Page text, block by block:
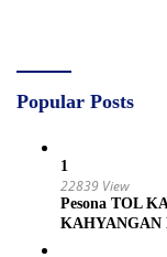
Popular Posts
1
22839 View
Pesona TOL
KAHYANGAN